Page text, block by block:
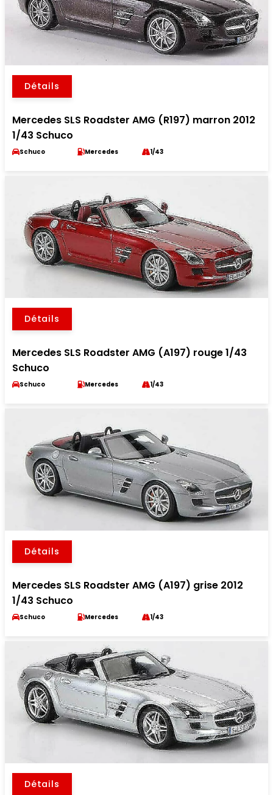
Détails
Mercedes SLS Roadster AMG (R197) marron 2012
1/43 Schuco
Schuco Mercedes 1/43
Détails
Mercedes SLS Roadster AMG (A197) rouge 1/43
Schuco
Schuco Mercedes 1/43
Détails
Mercedes SLS Roadster AMG (A197) grise 2012
1/43 Schuco
Schuco Mercedes 1/43
Détails